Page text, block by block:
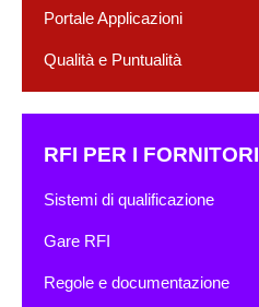
Portale Applicazioni
Qualità e Puntualità
RFI PER I FORNITORI
Sistemi di qualificazione
Gare RFI
Regole e documentazione